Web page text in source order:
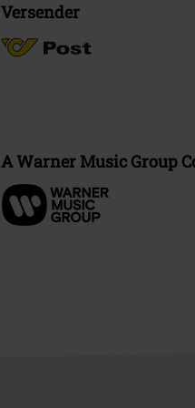
Versender
A Warner Music Group